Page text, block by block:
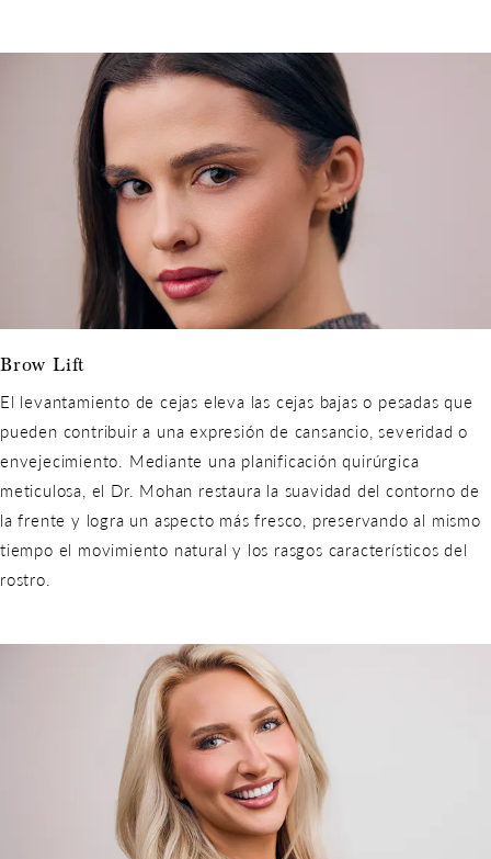
Brow Lift
El levantamiento de cejas eleva las cejas bajas o pesadas que
pueden contribuir a una expresión de cansancio, severidad o
envejecimiento. Mediante una planificación quirúrgica
meticulosa, el Dr. Mohan restaura la suavidad del contorno de
la frente y logra un aspecto más fresco, preservando al mismo
tiempo el movimiento natural y los rasgos característicos del
rostro.